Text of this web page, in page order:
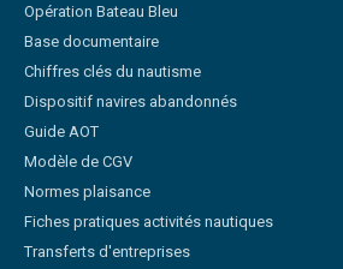
Opération Bateau Bleu
Base documentaire
Chiffres clés du nautisme
Dispositif navires abandonnés
Guide AOT
Modèle de CGV
Normes plaisance
Fiches pratiques activités nautiques
Transferts d'entreprises